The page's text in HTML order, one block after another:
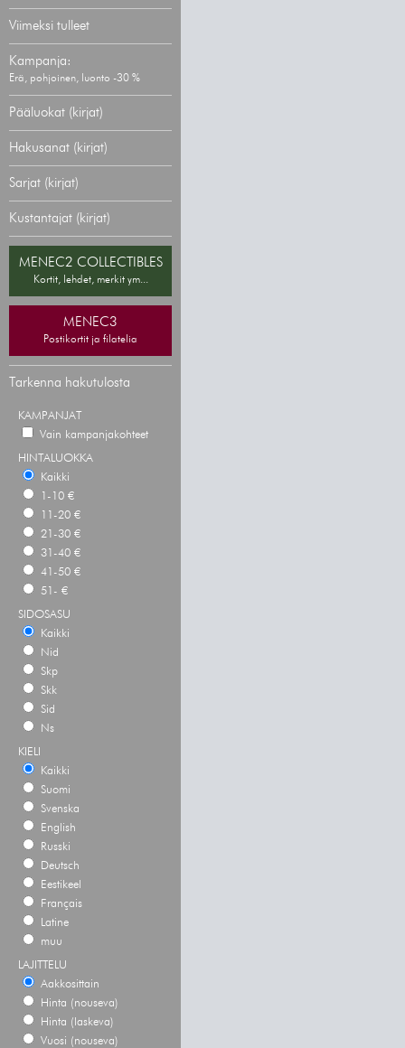
Viimeksi tulleet
Kampanja:
Erä, pohjoinen, luonto -30 %
Pääluokat (kirjat)
Hakusanat (kirjat)
Sarjat (kirjat)
Kustantajat (kirjat)
MENEC2 COLLECTIBLES
Kortit, lehdet, merkit ym...
MENEC3
Postikortit ja filatelia
Tarkenna hakutulosta
KAMPANJAT
Vain kampanjakohteet
HINTALUOKKA
Kaikki
1-10 €
11-20 €
21-30 €
31-40 €
41-50 €
51- €
SIDOSASU
Kaikki
Nid
Skp
Skk
Sid
Ns
KIELI
Kaikki
Suomi
Svenska
English
Russki
Deutsch
Eestikeel
Français
Latine
muu
LAJITTELU
Aakkosittain
Hinta (nouseva)
Hinta (laskeva)
Vuosi (nouseva)